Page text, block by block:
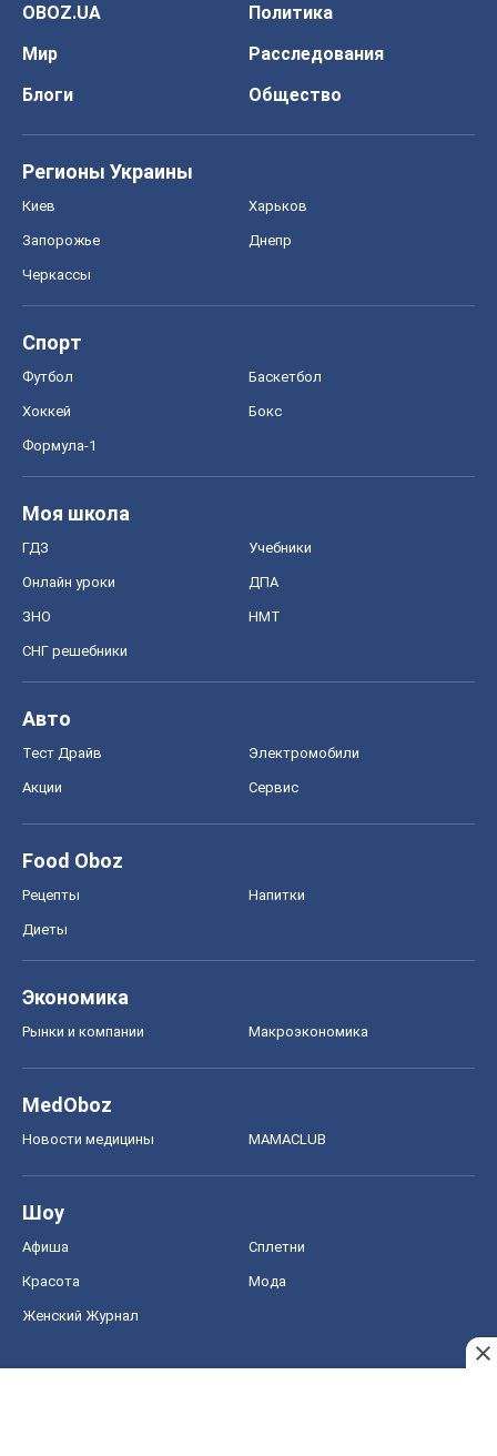
OBOZ.UA
Политика
Мир
Расследования
Блоги
Общество
Регионы Украины
Киев Харьков
Запорожье Днепр
Черкассы
Спорт
Футбол Баскетбол
Хоккей Бокс
Формула-1
Моя школа
ГДЗ Учебники
Онлайн уроки ДПА
ЗНО НМТ
СНГ решебники
Авто
Тест Драйв Электромобили
Акции Сервис
Food Oboz
Рецепты Напитки
Диеты
Экономика
Рынки и компании Mакроэкономика
MedOboz
Новости медицины MAMACLUB
Шоу
Афиша Сплетни
Красота Мода
Женский Журнал